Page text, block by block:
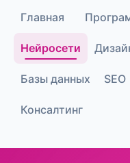
Главная
Нейросети
Базы данных SEO
Консалтинг